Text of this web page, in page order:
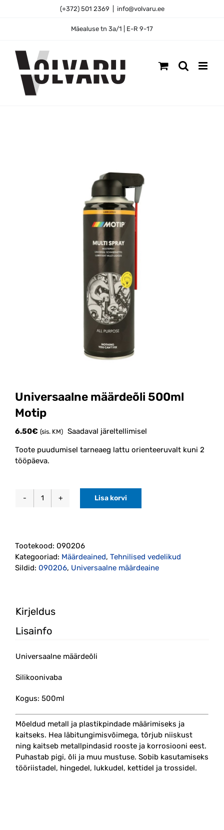
(+372) 501 2369 info@volvaru.ee
Mäealuse tn 3a/1 | E-R 9-17
Universaalne määrdeõli 500ml
Motip
6.50€ (sis. KM) Saadaval järeltellimisel
Toote puudumisel tarneaeg lattu orienteeruvalt kuni 2
tööpäeva.
Universaalne
kogus
Lisa korvi
Tootekood: 090206
Kategooriad: Määrdeained, Tehnilised vedelikud
Sildid: 090206, Universaalne määrdeaine
Kirjeldus
Lisainfo
Universaalne määrdeõli
Silikoonivaba
Kogus: 500ml
Mõeldud metall ja plastikpindade määrimiseks ja
kaitseks. Hea läbitungimisvõimega, tõrjub niiskust
ning kaitseb metallpindasid rooste ja korrosiooni eest.
Puhastab pigi, õli ja muu mustuse. Sobib kasutamiseks
tööriistadel, hingedel, lukkudel, kettidel ja trossidel.